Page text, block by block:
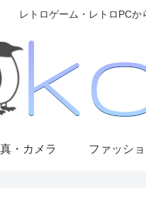
レトロゲーム・レトロPC
・カメラ ファッシ